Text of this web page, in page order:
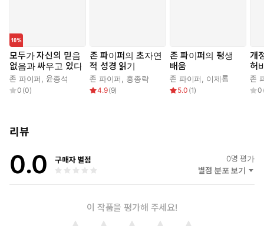
모두가 자신의 믿음
없음과 싸우고 있다
존 파이퍼 ,윤종석
0 (0)
존 파이퍼의 초자연
적 성경 읽기
존 파이퍼 홍종락
4.9(9)
존 파이퍼의 평생
배움
존 파이퍼 이제롬
5.0 (1)
개
허
존
0
리뷰
0.0 구매자 별점 0명 평가
별점 분포 보기
이 작품을 평가해 주세요!